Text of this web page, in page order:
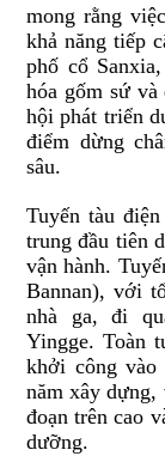
mong rằng
khả năng tiếp
phố cổ Sanxia
hóa gốm sứ
hội phát triển
điểm dừng
sâu.
Tuyến tàu điện
trung đầu tiên
vận hành.
Bannan), với
nhà ga, đi
Yingge. Toàn
khởi công vào
năm xây dựng,
đoạn trên cao
dưỡng.